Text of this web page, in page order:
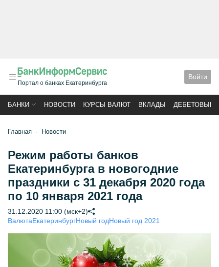
Портал о банках Екатеринбурга
Войти
БАНКИ НОВОСТИ КУРСЫ ВАЛЮТ ВКЛАДЫ ДЕБЕТОВЫЕ
Главная Новости
Режим работы банков
Екатеринбурга в новогодние
праздники с 31 декабря 2020 года
по 10 января 2021 года
31.12.2020 11:00 (мск+2)
ВалютаЕкатеринбургНовый годНовый год 2021